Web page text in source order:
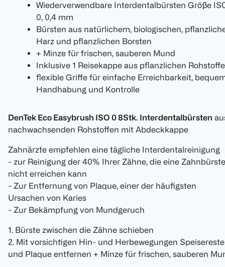
Wiederverwendbare Interdentalbürsten Größe
0, 0,4 mm
Bürsten aus natürlichem, biologischen,
Harz und pflanzlichen Borsten
+ Minze für frischen, sauberen Mund
Inklusive 1 Reisekappe aus pflanzlichen
flexible Griffe für einfache Erreichbarkeit,
Handhabung und Kontrolle
DenTek Eco Easybrush ISO 0 8Stk. Interdentalbürsten
nachwachsenden Rohstoffen mit Abdeckkappe
Zahnärzte empfehlen eine tägliche Interdentalreinigung
- zur Reinigung der 40% Ihrer Zähne, die eine Zahnbürste
nicht erreichen kann
- Zur Entfernung von Plaque, einer der häufigsten
Ursachen von Karies
- Zur Bekämpfung von Mundgeruch
1. Bürste zwischen die Zähne schieben
2. Mit vorsichtigen Hin- und Herbewegungen Speisereste
und Plaque entfernen + Minze für frischen, sauberen